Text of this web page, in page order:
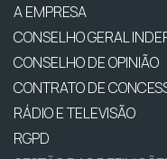
A EMPRESA
CONSELHO GERAL
CONSELHO DE OPINIÃO
CONTRATO DE
RÁDIO E TELEVISÃO
RGPD